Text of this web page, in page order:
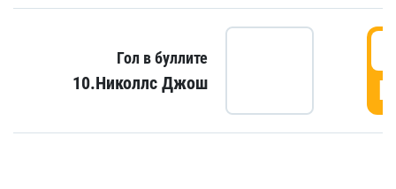
Гол в буллите
10.Николлс Джош